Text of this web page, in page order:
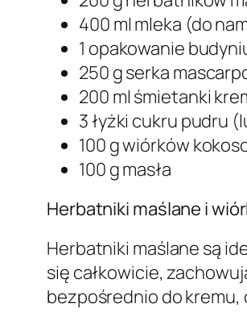
400 ml mleka (do
1 opakowanie
250 g serka
200 ml śmietanki
3 łyżki cukru pudru
100 g wiórków
100 g masła
Herbatniki maślane i
Herbatniki maślane są
się całkowicie,
bezpośrednio do kremu,